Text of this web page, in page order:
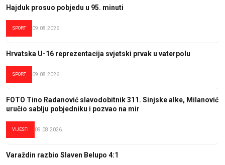
Hajduk prosuo pobjedu u 95. minuti
SPORT 09.08.2026.
Hrvatska U-16 reprezentacija svjetski prvak u vaterpolu
SPORT 09.08.2026.
FOTO Tino Radanović slavodobitnik 311. Sinjske alke, Milanović
uručio sablju pobjedniku i pozvao na mir
VIJESTI 09.08.2026.
Varaždin razbio Slaven Belupo 4:1